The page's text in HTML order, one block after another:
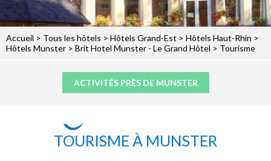
Accueil > Tous les hôtels > Hôtels Grand-Est > Hôtels Haut-Rhin >
Hôtels Munster > Brit Hotel Munster - Le Grand Hôtel > Tourisme
ACTIVITÉS PRÈS DE MUNSTER
TOURISME À MUNSTER